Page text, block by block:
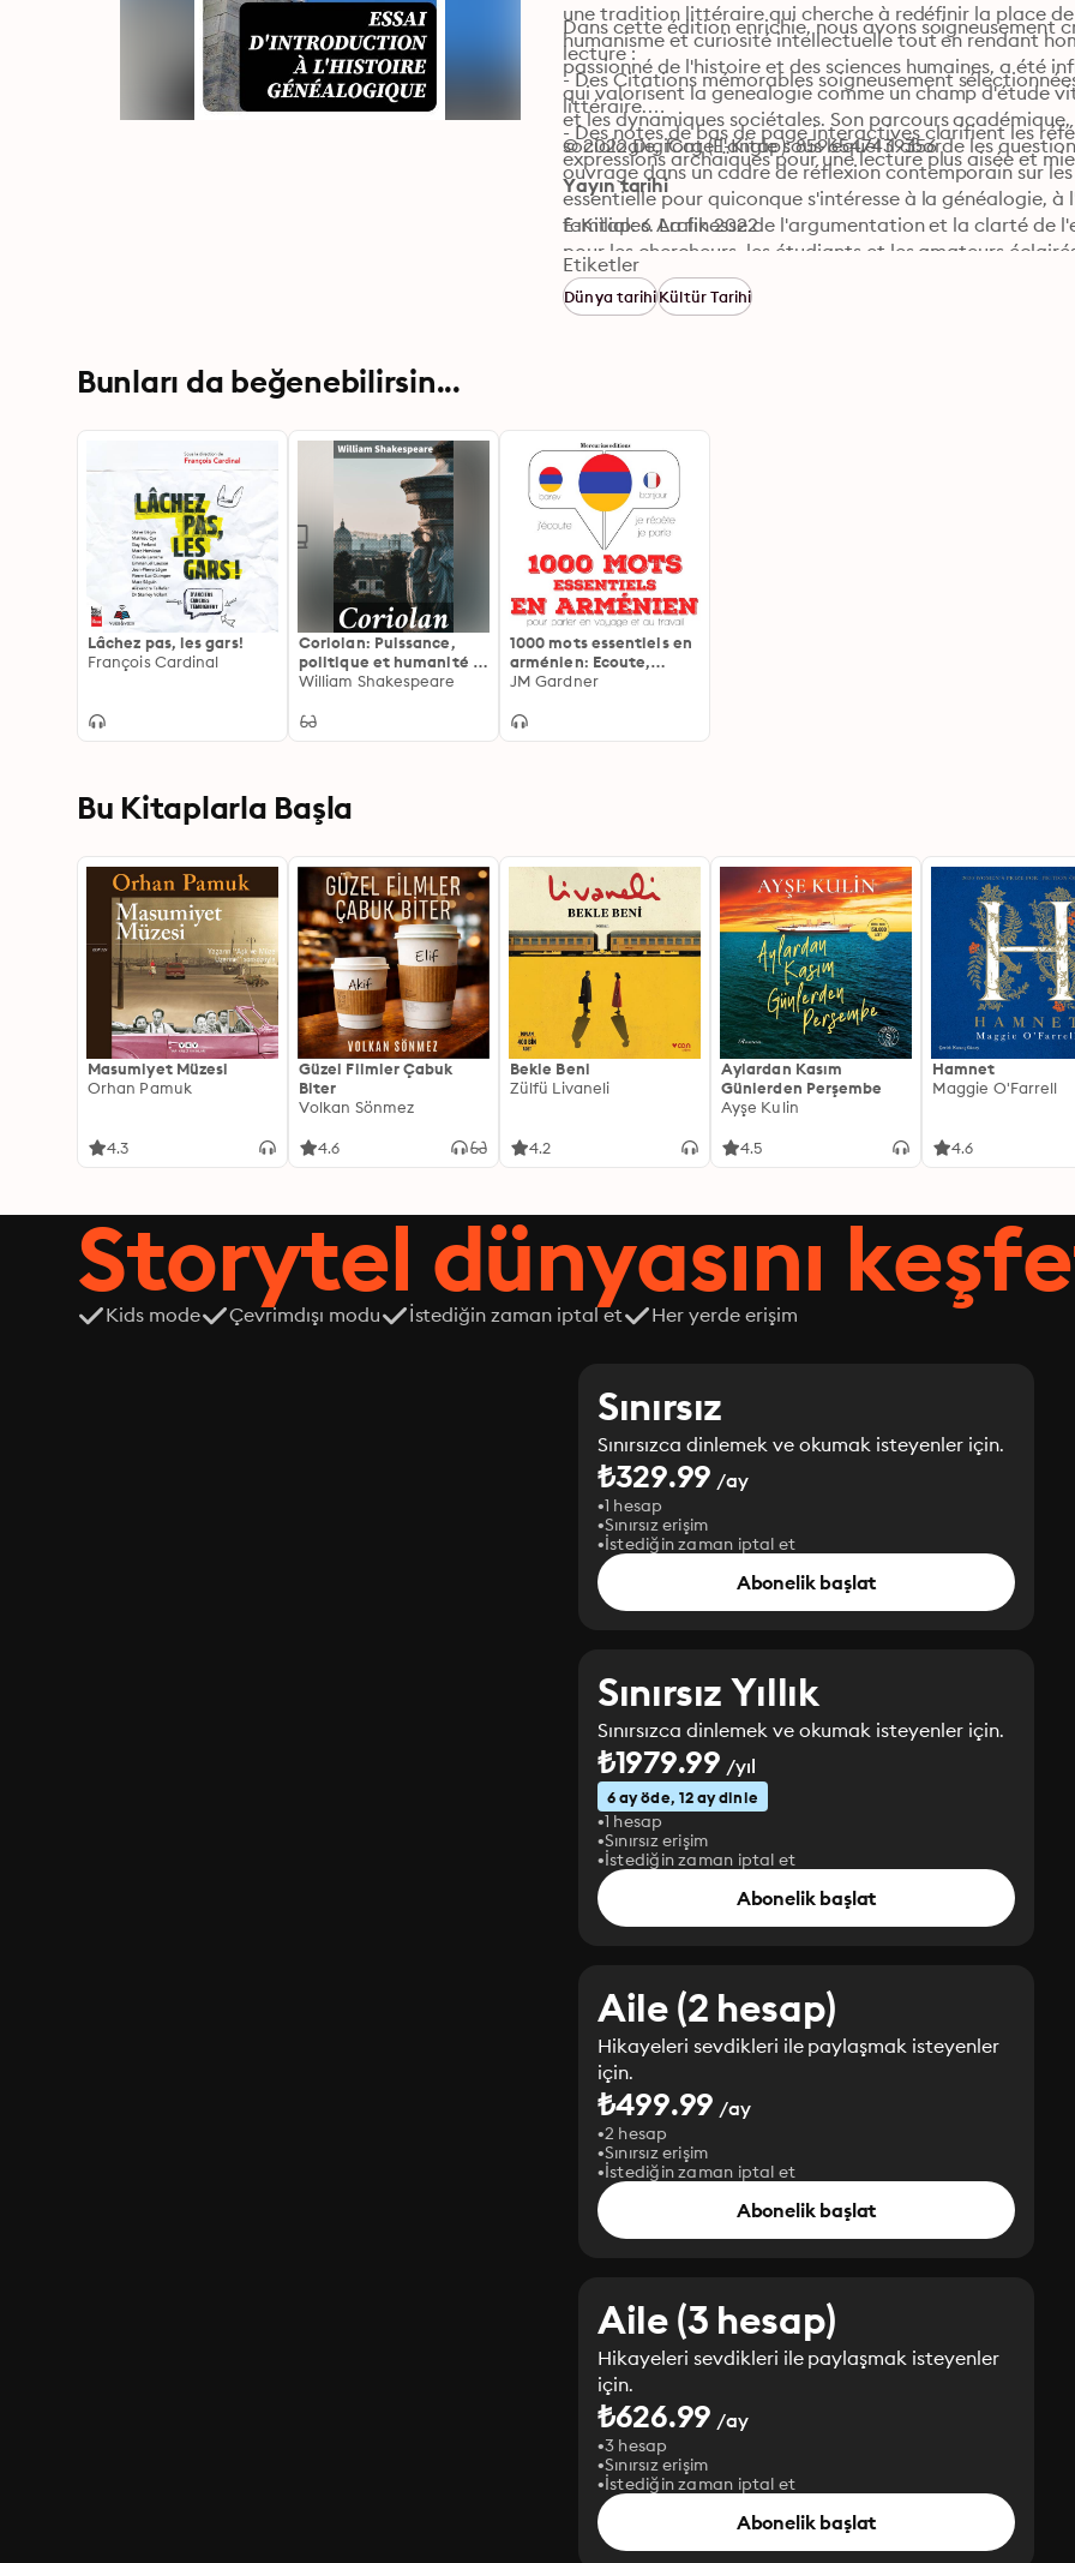
une tradition littéraire qui cherche à redéfinir la place
humanisme et curiosité intellectuelle tout en rendant
passionné de l'histoire et des sciences humaines, a été
qui valorisent la genealogie comme un champ d'étude
et les dynamiques sociétales. Son parcours
sociologie, forge l'angle sous lequel il aborde les
ouvrage dans un cadre de réflexion contemporain sur
essentielle pour quiconque s'intéresse à la généalogie,
familiales. La finesse de l'argumentation et la clarté de
pour les chercheurs, les étudiants et les amateurs
l'héritage familial et de ses implications dans le monde
Dans cette édition enrichie, nous avons soigneusement
lecture :
- Des Citations mémorables soigneusement
littéraire.
- Des notes de bas de page interactives clarifient les
expressions archaïques pour une lecture plus aisée et
© 2022 DigiCat (E-Kitap): 8596547439356
Yayın tarihi
E-Kitap: 6 Aralık 2022
Etiketler
Dünya tarihiKültür Tarihi
Bunları da beğenebilirsin...
Lâchez pas, les gars!
François Cardinal
Coriolan: Puissance,
politique et humanité :
plongez dans l'univers
shakespearienne
William Shakespeare
1000 mots essentiels en
arménien: Ecoute,
répète, parle : méthode
JM Gardner
Bu Kitaplarla Başla
Masumiyet Müzesi
Orhan Pamuk
4.3
Güzel Filmler Çabuk
Biter
Volkan Sönmez
4.6
Bekle Beni
Zülfü Livaneli
4.2
Aylardan Kasım
Günlerden Perşembe
Ayşe Kulin
4.5
Hamnet
Maggie O'Farrell
4.6
Storytel dünyasını
Kids mode Çevrimdışı modu İstediğin zaman iptal et Her yerde erişim
Sınırsız
Sınırsızca dinlemek ve okumak isteyenler için.
₺329.99 /ay
1 hesap
Sınırsız erişim
İstediğin zaman iptal et
Abonelik başlat
Sınırsız Yıllık
Sınırsızca dinlemek ve okumak isteyenler için.
₺1979.99 /yıl
6 ay öde, 12 ay dinle
1 hesap
Sınırsız erişim
İstediğin zaman iptal et
Abonelik başlat
Aile (2 hesap)
Hikayeleri sevdikleri ile paylaşmak isteyenler
için.
₺499.99 /ay
2 hesap
Sınırsız erişim
İstediğin zaman iptal et
Abonelik başlat
Aile (3 hesap)
Hikayeleri sevdikleri ile paylaşmak isteyenler
için.
₺626.99 /ay
3 hesap
Sınırsız erişim
İstediğin zaman iptal et
Abonelik başlat